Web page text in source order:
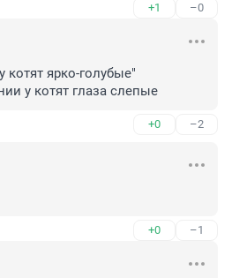
+1 –0
котят ярко-голубые"
у котят глаза слепые
+0 –2
+0 –1